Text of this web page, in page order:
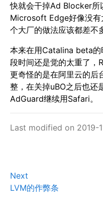
快就会干掉Ad Blocker所
Microsoft Edge好像没有
个大厂的做法应该都差不
本来在用Catalina beta
段时间还是觉的太重了，
更奇怪的是在阿里云的
整，在关掉uBO之后也还
AdGuard继续用Safari。
Last modified on 2019-
Next
LVM的作弊条